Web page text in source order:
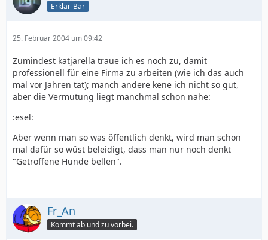
Erklär-Bär
25. Februar 2004 um 09:42
Zumindest katjarella traue ich es noch zu, damit
professionell für eine Firma zu arbeiten (wie ich das auch
mal vor Jahren tat); manch andere kene ich nicht so gut,
aber die Vermutung liegt manchmal schon nahe:
:esel:
Aber wenn man so was öffentlich denkt, wird man schon
mal dafür so wüst beleidigt, dass man nur noch denkt
"Getroffene Hunde bellen".
Fr_An
Kommt ab und zu vorbei.